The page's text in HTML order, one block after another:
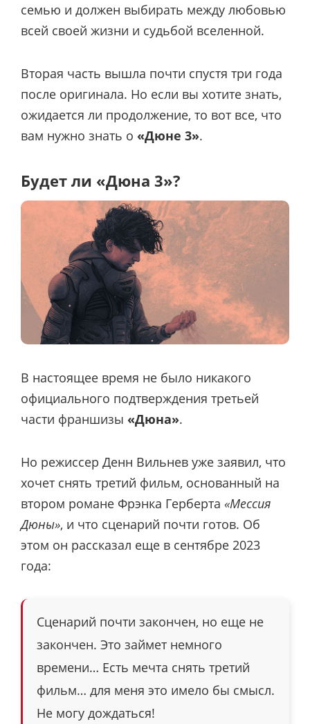
семью и должен выбирать между любовью
всей своей жизни и судьбой вселенной.
Вторая часть вышла почти спустя три года
после оригинала. Но если вы хотите знать,
ожидается ли продолжение, то вот все, что
вам нужно знать о «Дюне 3».
Будет ли «Дюна 3»?
В настоящее время не было никакого
официального подтверждения третьей
части франшизы «Дюна».
Но режиссер Денн Вильнев уже заявил, что
хочет снять третий фильм, основанный на
втором романе Фрэнка Герберта «Мессия
Дюны», и что сценарий почти готов. Об
этом он рассказал еще в сентябре 2023
года:
Сценарий почти закончен, но еще не
закончен. Это займет немного
времени… Есть мечта снять третий
фильм… для меня это имело бы смысл.
Не могу дождаться!